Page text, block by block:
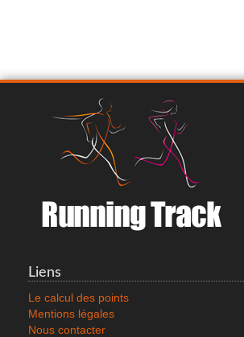
Liens
Le calcul des points
Mentions légales
Nous contacter